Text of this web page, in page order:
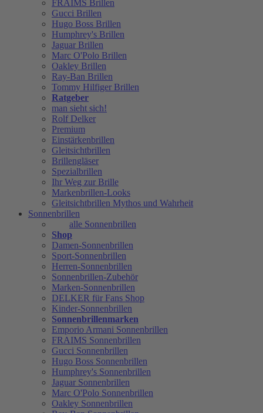
FRAIMS Brillen
Gucci Brillen
Hugo Boss Brillen
Humphrey's Brillen
Jaguar Brillen
Marc O'Polo Brillen
Oakley Brillen
Ray-Ban Brillen
Tommy Hilfiger Brillen
Ratgeber
man sieht sich!
Rolf Delker
Premium
Einstärkenbrillen
Gleitsichtbrillen
Brillengläser
Spezialbrillen
Ihr Weg zur Brille
Markenbrillen-Looks
Gleitsichtbrillen Mythos und Wahrheit
Sonnenbrillen
alle Sonnenbrillen
Shop
Damen-Sonnenbrillen
Sport-Sonnenbrillen
Herren-Sonnenbrillen
Sonnenbrillen-Zubehör
Marken-Sonnenbrillen
DELKER für Fans Shop
Kinder-Sonnenbrillen
Sonnenbrillenmarken
Emporio Armani Sonnenbrillen
FRAIMS Sonnenbrillen
Gucci Sonnenbrillen
Hugo Boss Sonnenbrillen
Humphrey's Sonnenbrillen
Jaguar Sonnenbrillen
Marc O'Polo Sonnenbrillen
Oakley Sonnenbrillen